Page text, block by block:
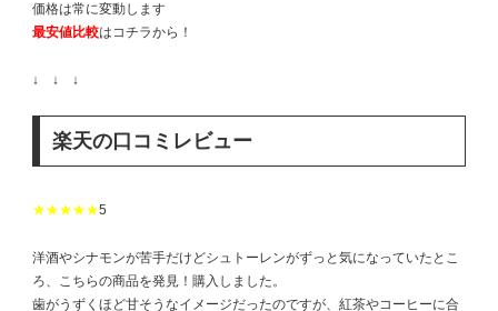
価格は常に変動します
最安値比較はコチラから！
↓ ↓ ↓
楽天の口コミレビュー
★★★★★5
洋酒やシナモンが苦手だけどシュトーレンがずっと気になっていたとこ
ろ、こちらの商品を発見！購入しました。
歯がうずくほど甘そうなイメージだったのですが、紅茶やコーヒーに合